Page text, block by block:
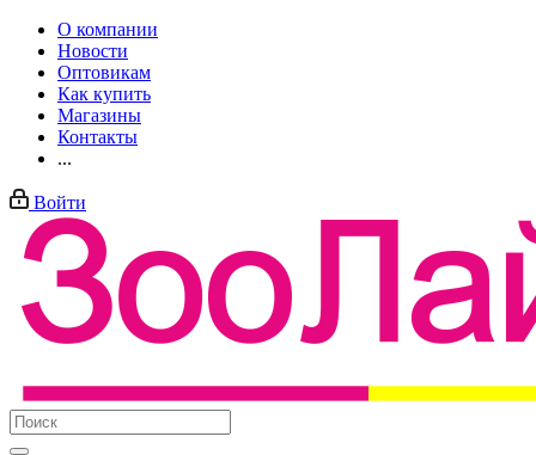
О компании
Новости
Оптовикам
Как купить
Магазины
Контакты
...
Войти